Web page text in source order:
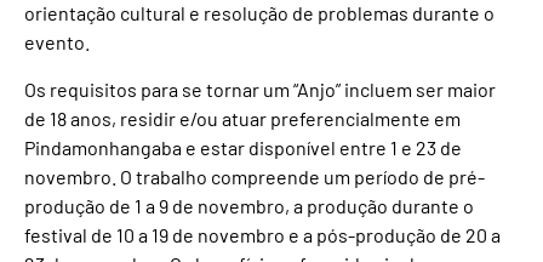
orientação cultural e resolução de problemas durante o
evento.
Os requisitos para se tornar um “Anjo” incluem ser maior
de 18 anos, residir e/ou atuar preferencialmente em
Pindamonhangaba e estar disponível entre 1 e 23 de
novembro. O trabalho compreende um período de pré-
produção de 1 a 9 de novembro, a produção durante o
festival de 10 a 19 de novembro e a pós-produção de 20 a